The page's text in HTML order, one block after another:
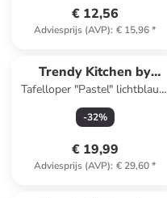
€ 12,56
Adviesprijs (AVP): € 15,96*
Trendy Kitchen by
EXCÉLSA
Tafelloper "Pastel" lichtblauw
- (L)140 x (B)45 cm
-32%
€ 19,99
Adviesprijs (AVP): € 29,60*